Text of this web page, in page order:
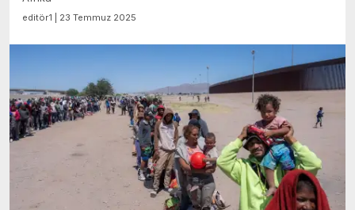
editör1 | 23 Temmuz 2025